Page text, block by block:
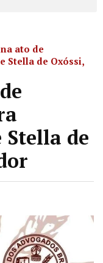
ato de
Stella de Oxóssi,
Stella de